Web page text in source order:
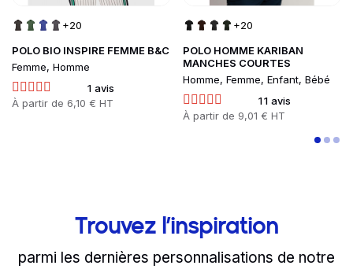
POLO BIO INSPIRE FEMME B&C
Femme, Homme
1 avis
Prix
À partir de 6,10 € HT
+20
POLO HOMME KARIBAN
MANCHES COURTES
Homme, Femme, Enfant, Bébé
11 avis
Prix
À partir de 9,01 € HT
+20
Trouvez l’inspiration
parmi les dernières personnalisations de notre